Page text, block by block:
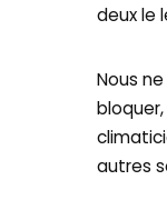
deux le
Nous
autres